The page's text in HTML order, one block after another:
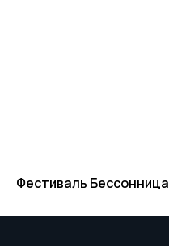
Фестиваль Бессонница